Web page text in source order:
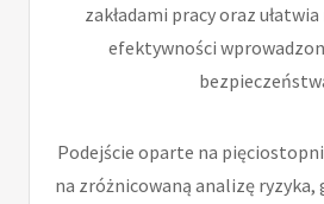
zakładami pracy oraz
efektywności
Podejście oparte na
na zróżnicowaną analizę ryzyka,